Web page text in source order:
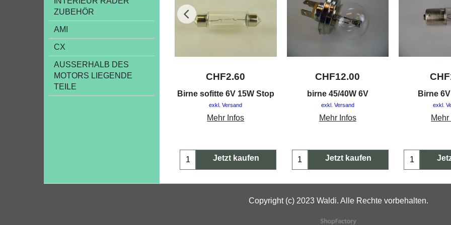
ZUBEHÖR
AMI
CX
AUSSERHALB DES
MOTORS LIEGENDE
TEILE
CHF2.60
Birne sofitte 6V 15W Stop
exkl. Versand
Mehr Infos
Jetzt kaufen
CHF12.00
birne 45/40W 6V
exkl. Versand
Mehr Infos
Jetzt kaufen
CHF
Birne
exkl.
Mehr
Copyright (c) 2023 Waldi. Alle Rechte vorbehalten.
WebShop erstellt mit